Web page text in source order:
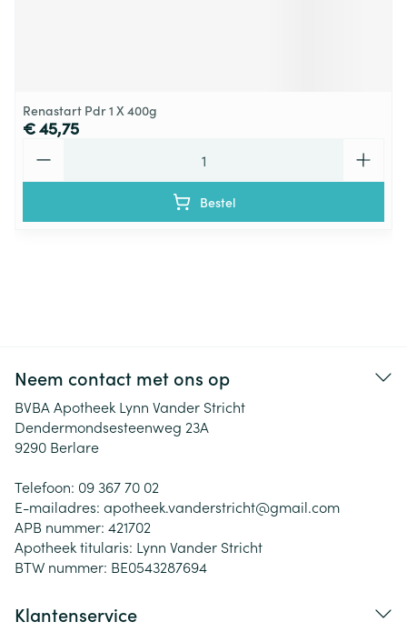
Renastart Pdr 1 X 400g
€ 45,75
Bestel
Neem contact met ons op
BVBA Apotheek Lynn Vander Stricht
Dendermondsesteenweg 23A
9290 Berlare
Telefoon: 09 367 70 02
E-mailadres: apotheek.vanderstricht@gmail.com
APB nummer: 421702
Apotheek titularis: Lynn Vander Stricht
BTW nummer: BE0543287694
Klantenservice